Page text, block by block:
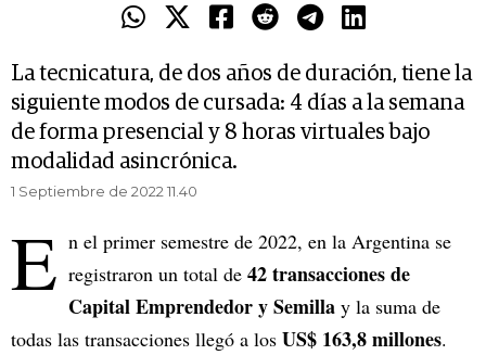
La tecnicatura, de dos años de duración, tiene la
siguiente modos de cursada: 4 días a la semana
de forma presencial y 8 horas virtuales bajo
modalidad asincrónica.
1 Septiembre de 2022 11.40
E n el primer semestre de 2022, en la Argentina se
registraron un total de 42 transacciones de
Capital Emprendedor y Semilla y la suma de
todas las transacciones llegó a los US$ 163,8 millones.